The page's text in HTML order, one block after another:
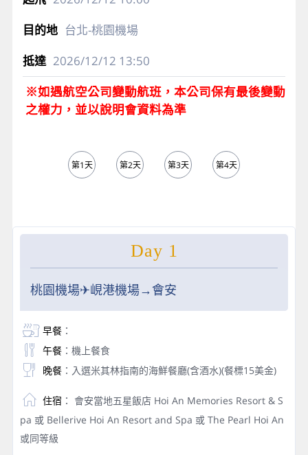
台北-桃園機場
2026/12/12 13:50
※如遇航空公司變動航班，本公司保有最後變動
之權力，並以說明會資料為準
第1天 第2天 第3天 第4天
Day 1
桃園機場✈峴港機場→會安
早餐：
午餐：機上餐食
晚餐：入選米其林指南的海鮮餐廳(含酒水)(餐標15美金)
住宿 ： 會安當地五星飯店 Hoi An Memories Resort & S
pa 或 Bellerive Hoi An Resort and Spa 或 The Pearl Hoi An
或同等級